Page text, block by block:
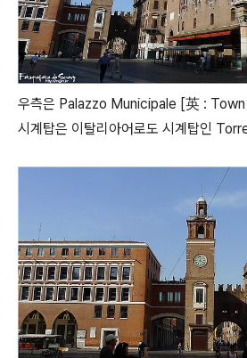
우측은 Palazzo Municipale [英 : Town
시계탑은 이탈리아어로도 시계탑인